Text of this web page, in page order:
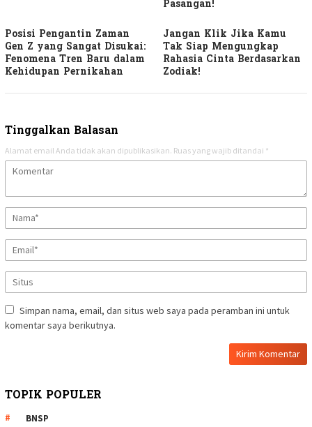
Pasangan!
Posisi Pengantin Zaman
Gen Z yang Sangat Disukai:
Fenomena Tren Baru dalam
Kehidupan Pernikahan
Jangan Klik Jika Kamu
Tak Siap Mengungkap
Rahasia Cinta Berdasarkan
Zodiak!
Tinggalkan Balasan
Alamat email Anda tidak akan dipublikasikan. Ruas yang wajib ditandai *
Simpan nama, email, dan situs web saya pada peramban ini untuk
komentar saya berikutnya.
TOPIK POPULER
BNSP